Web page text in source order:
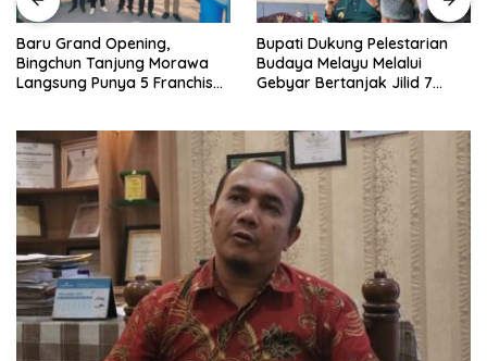
Bupati Dukung Pelestarian
Budaya Melayu Melalui
Gebyar Bertanjak Jilid 7
Sebelumnya Berlantaikan
Tanah Beralaskan Tikar, Kini
Ibu Paijem Nikmati Lantai
0208/Asahan